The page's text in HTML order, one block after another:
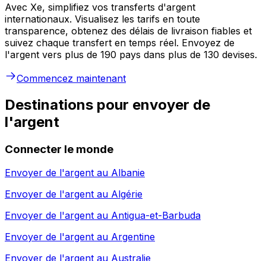
Avec Xe, simplifiez vos transferts d'argent
internationaux. Visualisez les tarifs en toute
transparence, obtenez des délais de livraison fiables et
suivez chaque transfert en temps réel. Envoyez de
l'argent vers plus de 190 pays dans plus de 130 devises.
Commencez maintenant
Destinations pour envoyer de
l'argent
Connecter le monde
Envoyer de l'argent au Albanie
Envoyer de l'argent au Algérie
Envoyer de l'argent au Antigua-et-Barbuda
Envoyer de l'argent au Argentine
Envoyer de l'argent au Australie